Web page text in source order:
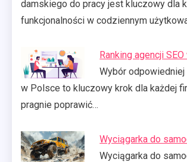
damskiego do pracy jest kluczowy dla
funkcjonalności w codziennym
Ranking agencji
Wybór odpowiedniej
w Polsce to kluczowy krok dla każdej
pragnie poprawić…
Wyciągarka do
Wyciągarka do